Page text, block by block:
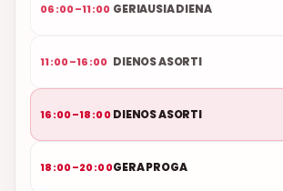
06:00–11:00 GERIAUSIA DIENA
11:00–16:00 DIENOS ASORTI
16:00–18:00DIENOS ASORTI
18:00–20:00GERA PROGA